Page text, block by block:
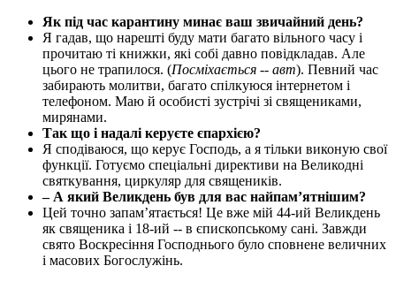
Як під час карантину минає ваш звичайний день?
Я гадав, що нарешті буду мати багато вільного часу і
прочитаю ті книжки, які собі давно повідкладав. Але
цього не трапилося. (Посміхається -- авт). Певний час
забирають молитви, багато спілкуюся інтернетом і
телефоном. Маю й особисті зустрічі зі священиками,
мирянами.
Так що і надалі керуєте єпархією?
Я сподіваюся, що керує Господь, а я тільки виконую свої
функції. Готуємо спеціальні директиви на Великодні
святкування, циркуляр для священиків.
– А який Великдень був для вас найпам’ятнішим?
Цей точно запам’ятається! Це вже мій 44-ий Великдень
як священика і 18-ий -- в єпископському сані. Завжди
свято Воскресіння Господнього було сповнене величних
і масових Богослужінь.